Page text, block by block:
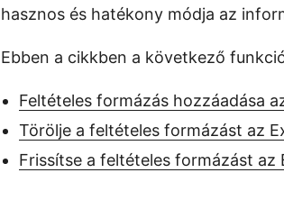
hasznos és hatékony módja az
Ebben a cikkben a következő
Feltételes formázás hozzáadása
Törölje a feltételes formázást az
Frissítse a feltételes formázást az